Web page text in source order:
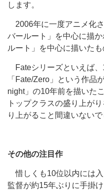
します。
2006年に一度アニメ化
バールート」を中心に描
ルート」を中心に描いたも
Fateシリーズといえば、
「Fate/Zero」という作品
night」の10年前を描いた
トップクラスの盛り上が
り上がること間違いないで
その他の注目作
惜しくも10位以内には
監督が約15年ぶりに手掛